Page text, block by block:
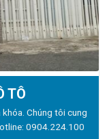
TÔ
khóa. Chúng tôi cung
0904.224.100